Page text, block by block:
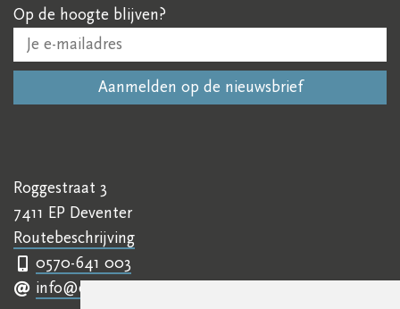
Op de hoogte blijven?
Roggestraat 3
7411 EP Deventer
Routebeschrijving
0570-641 003
info@ettyhillesumcentrum.nl